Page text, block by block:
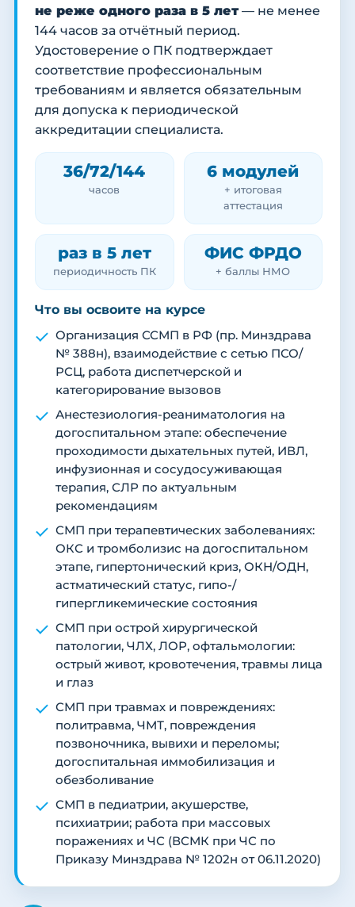
не реже одного раза в 5 лет— не менее
144 часов за отчётный период.
Удостоверение о ПК подтверждает
соответствие профессиональным
требованиям и является обязательным
для допуска к периодической
аккредитации специалиста.
36/72/144
часов
6 модулей
+ итоговая
аттестация
раз в 5 лет
периодичность ПК
ФИС ФРДО
+ баллы НМО
Что вы освоите на курсе
Организация ССМП в РФ (пр. Минздрава
№ 388н), взаимодействие с сетью ПСО/
РСЦ, работа диспетчерской и
категорирование вызовов
Анестезиология-реаниматология на
догоспитальном этапе: обеспечение
проходимости дыхательных путей, ИВЛ,
инфузионная и сосудосуживающая
терапия, СЛР по актуальным
рекомендациям
СМП при терапевтических заболеваниях:
ОКС и тромболизис на догоспитальном
этапе, гипертонический криз, ОКН/ОДН,
астматический статус, гипо-/
гипергликемические состояния
СМП при острой хирургической
патологии, ЧЛХ, ЛОР, офтальмологии:
острый живот, кровотечения, травмы лица
и глаз
СМП при травмах и повреждениях:
политравма, ЧМТ, повреждения
позвоночника, вывихи и переломы;
догоспитальная иммобилизация и
обезболивание
СМП в педиатрии, акушерстве,
психиатрии; работа при массовых
поражениях и ЧС (ВСМК при ЧС по
Приказу Минздрава № 1202н от 06.11.2020)